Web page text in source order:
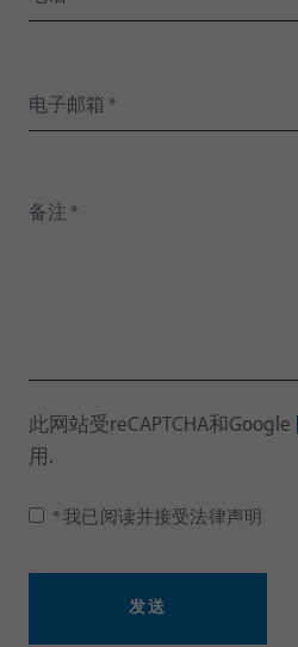
此网站受reCAPTCHA和Google
用.
* 我已阅读并接受法律声明
发送